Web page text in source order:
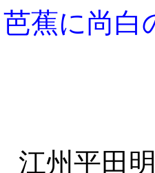
芭蕉に尚白
江州平田